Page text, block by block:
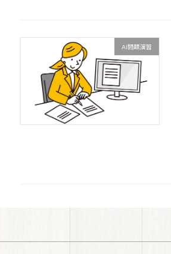
AI問題演習